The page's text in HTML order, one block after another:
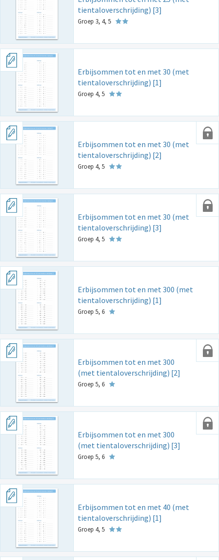
tientaloverschrijding) [3]
Groep 3, 4, 5
Erbijsommen tot en met 30 (met
tientaloverschrijding) [1]
Groep 4, 5
Erbijsommen tot en met 30 (met
tientaloverschrijding) [2]
Groep 4, 5
Erbijsommen tot en met 30 (met
tientaloverschrijding) [3]
Groep 4, 5
Erbijsommen tot en met 300 (met
tientaloverschrijding) [1]
Groep 5, 6
Erbijsommen tot en met 300
(met tientaloverschrijding) [2]
Groep 5, 6
Erbijsommen tot en met 300
(met tientaloverschrijding) [3]
Groep 5, 6
Erbijsommen tot en met 40 (met
tientaloverschrijding) [1]
Groep 4, 5